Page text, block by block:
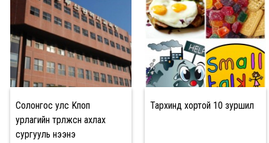
Солонгос улс Kпоп
урлагийн төрөлжсөн ахлах
сургууль нээнэ
Тархинд хортой 10 зуршил